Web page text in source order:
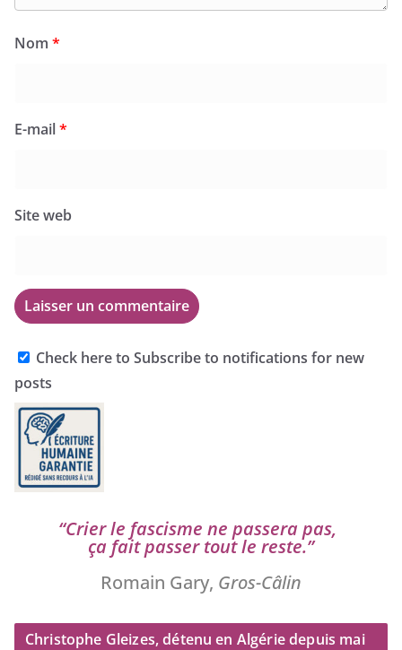
Nom *
E-mail*
Site web
Check here to Subscribe to notifications for new
posts
“Crier le fas­cisme ne pas­se­ra pas,
ça fait pas­ser tout le reste.”
Romain Gary, Gros-Câlin
Christophe Gleizes, détenu en Algérie depuis mai